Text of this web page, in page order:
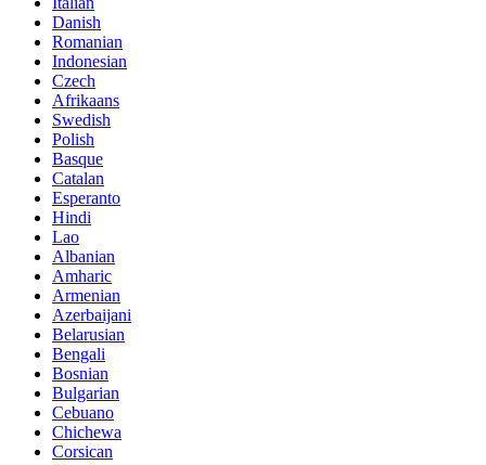
Danish
Romanian
Indonesian
Czech
Afrikaans
Swedish
Polish
Basque
Catalan
Esperanto
Hindi
Lao
Albanian
Amharic
Armenian
Azerbaijani
Belarusian
Bengali
Bosnian
Bulgarian
Cebuano
Chichewa
Corsican